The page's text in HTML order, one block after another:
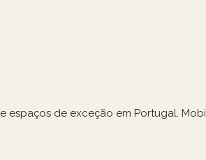
de exceção em Portugal.